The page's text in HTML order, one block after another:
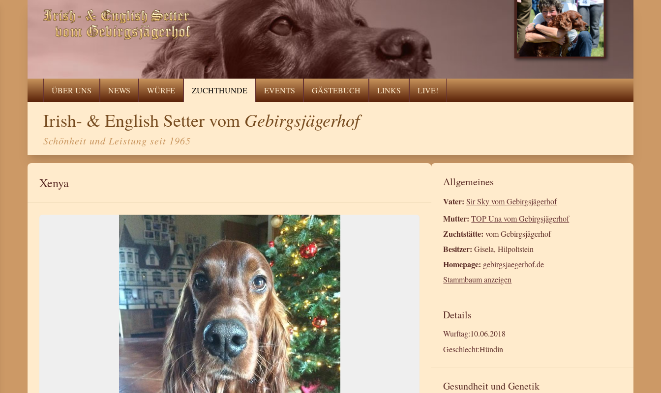
ÜBER UNS NEWS WÜRFE ZUCHTHUNDE EVENTS GÄSTEBUCH LINKS LIVE!
Irish- & English Setter vom Gebirgsjägerhof
Schönheit und Leistung seit 1965
Xenya Allgemeines
Vater: Sir Sky vom Gebirgsjägerhof
Mutter: TOP Una vom Gebirgsjägerhof
Zuchtstätte: vom Gebirgsjägerhof
Besitzer: Gisela, Hilpoltstein
Homepage: gebirgsjaegerhof.de
Stammbaum anzeigen
Details
Wurftag:10.06.2018
Geschlecht:Hündin
Gesundheit und Genetik